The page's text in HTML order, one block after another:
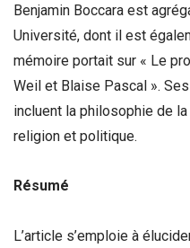
Benjamin Boccara est
Université, dont il est
mémoire portait sur « Le
Weil et Blaise Pascal ».
incluent la philosophie de
religion et politique.
Résumé
L’article s’emploie à